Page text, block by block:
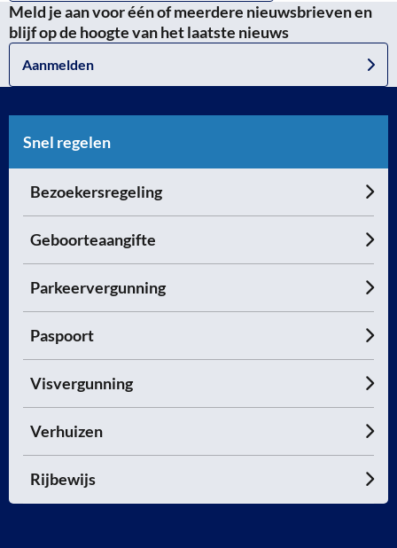
Meld je aan voor één of meerdere nieuwsbrieven en
blijf op de hoogte van het laatste nieuws
Aanmelden
Snel regelen
Bezoekersregeling
Geboorteaangifte
Parkeervergunning
Paspoort
Visvergunning
Verhuizen
Rijbewijs